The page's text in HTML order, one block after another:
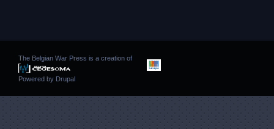
The Belgian War Press is a creation of
Powered by Drupal